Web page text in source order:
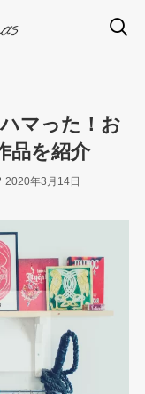
マった！お
品を紹介
2020年3月14日